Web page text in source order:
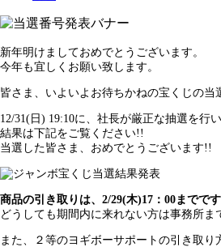
新年明けましておめでとうございます。
今年も宜しくお願い致します。
皆さま、いよいよお待ちかねの宝くじの当
12/31(日) 19:10に、社長が厳正な抽選を行い
結果は下記をご覧ください!!
当選した皆さま、おめでとうございます!!
商品の引き取りは、2/29(木)17：00までです
どうしても期間内に来れない方は事務所ま
また、２等のヨギボーサポートの引き取り